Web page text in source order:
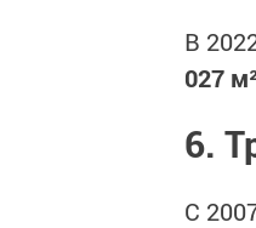
В
027
6.
С